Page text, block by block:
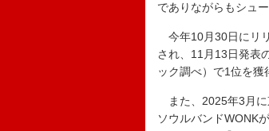
でありながらもシュ
今年10月30日にリ
され、11月13日発表
ック調べ）で1位を獲
また、2025年3月に
ソウルバンドWONK